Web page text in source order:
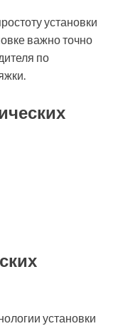
установки
важно точно
по
установки